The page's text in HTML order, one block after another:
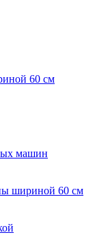
60 см
машин
шириной 60 см